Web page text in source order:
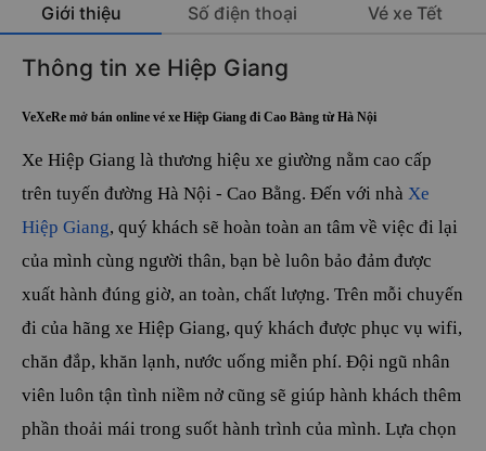
Giới thiệu Số điện thoại Vé xe Tết
Thông tin xe Hiệp Giang
VeXeRe mở bán online vé xe Hiệp Giang đi Cao Bằng từ Hà Nội
Xe Hiệp Giang là thương hiệu xe giường nằm cao cấp
trên tuyến đường Hà Nội - Cao Bằng. Đến với nhà Xe
Hiệp Giang, quý khách sẽ hoàn toàn an tâm về việc đi lại
của mình cùng người thân, bạn bè luôn bảo đảm được
xuất hành đúng giờ, an toàn, chất lượng. Trên mỗi chuyến
đi của hãng xe Hiệp Giang, quý khách được phục vụ wifi,
chăn đắp, khăn lạnh, nước uống miễn phí. Đội ngũ nhân
viên luôn tận tình niềm nở cũng sẽ giúp hành khách thêm
phần thoải mái trong suốt hành trình của mình. Lựa chọn